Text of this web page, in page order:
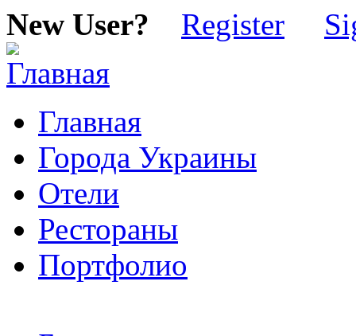
New User? Register
Главная
Города Украины
Отели
Рестораны
Портфолио